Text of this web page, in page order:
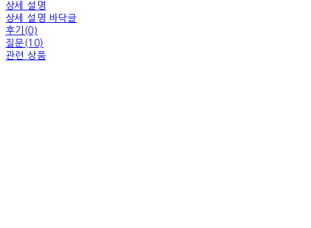
상세 설명
상세 설명 바닥글
후기(0)
질문(10)
관련 상품